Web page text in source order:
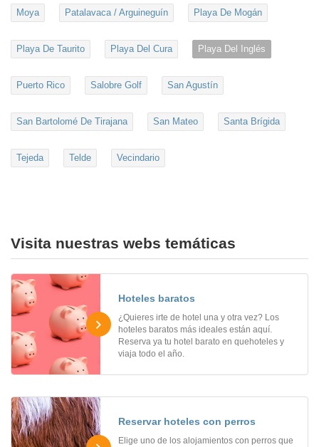
Moya Patalavaca / Arguineguín Playa De Mogán
Playa De Taurito Playa Del Cura Playa Del Inglés
Puerto Rico Salobre Golf San Agustín
San Bartolomé De Tirajana San Mateo Santa Brígida
Tejeda Telde Vecindario
Visita nuestras webs temáticas
Hoteles baratos
¿Quieres irte de hotel una y otra vez? Los
hoteles baratos más ideales están aquí.
Reserva ya tu hotel barato en quehoteles y
viaja todo el año.
Reservar hoteles con perros
Elige uno de los alojamientos con perros que